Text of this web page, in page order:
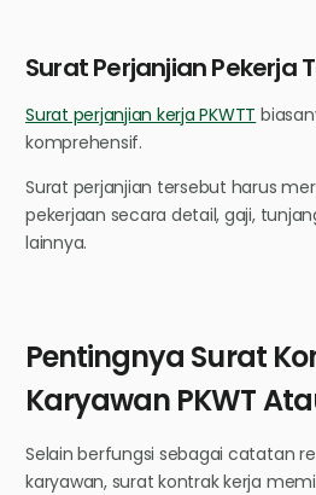
Surat Perjanjian Pekerja
Surat perjanjian kerja PKWTT
komprehensif.
Surat perjanjian tersebut harus
pekerjaan secara detail, gaji,
lainnya.
Pentingnya Surat
Karyawan PKWT
Selain berfungsi sebagai catatan
karyawan, surat kontrak kerja